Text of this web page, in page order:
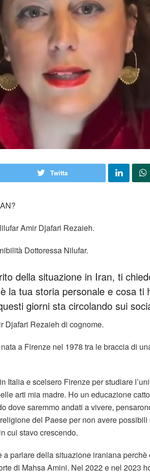
Twitta
Amir Djafari Rezaieh.
Dottoressa Nilufar.
della situazione in Iran, ti
la tua storia personale e cosa ti
giorni sta circolando sui
Djafari Rezaieh di cognome.
a Firenze nel 1978 tra le braccia di
Italia e scelsero Firenze per studiare
arti mia madre. Ho un educazione
dove saremmo andati a vivere,
del Paese per non avere
cui stavo crescendo.
a parlare della situazione iraniana
di Mahsa Amini. Nel 2022 e nel 2023